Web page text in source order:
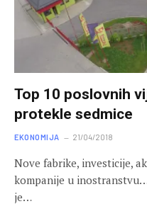
Top 10 poslovnih
protekle sedmice
EKONOMIJA 21/04/2018
Nove fabrike, investicije,
kompanije u
je…